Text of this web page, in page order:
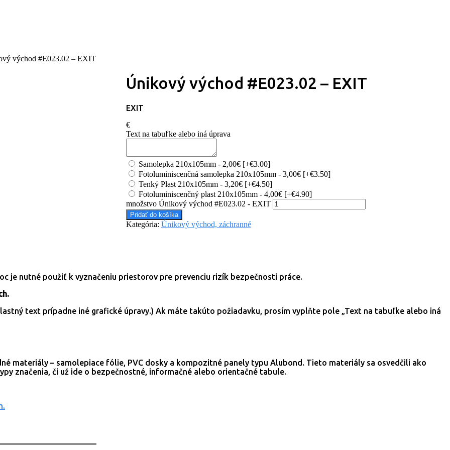
východ #E023.02 – EXIT
Únikový východ #E023.02 – EXIT
EXIT
€
Text na tabuľke alebo iná úprava
Samolepka 210x105mm - 2,00€ [+€3.00]
Fotoluminiscenčná samolepka 210x105mm - 3,00€ [+€3.50]
Tenký Plast 210x105mm - 3,20€ [+€4.50]
Fotoluminiscenčný plast 210x105mm - 4,00€ [+€4.90]
množstvo Únikový východ #E023.02 - EXIT
Pridať do košíka
Kategória: Únikový východ, záchranné
je nutné použiť k vyznačeniu priestorov pre prevenciu rizík bezpečnosti práce.
text prípadne iné grafické úpravy.) Ak máte takúto požiadavku, prosím vyplňte pole „Text na tabuľke alebo iná
materiály – samolepiace fólie, PVC dosky a kompozitné panely typu Alubond. Tieto materiály sa osvedčili ako
značenia, či už ide o bezpečnostné, informačné alebo orientačné tabule.